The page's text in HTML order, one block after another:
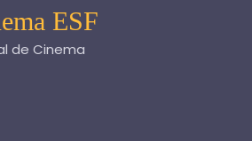
ESF
de Cinema